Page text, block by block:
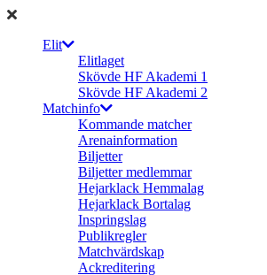
Elit
Elitlaget
Skövde HF Akademi 1
Skövde HF Akademi 2
Matchinfo
Kommande matcher
Arenainformation
Biljetter
Biljetter medlemmar
Hejarklack Hemmalag
Hejarklack Bortalag
Inspringslag
Publikregler
Matchvärdskap
Ackreditering